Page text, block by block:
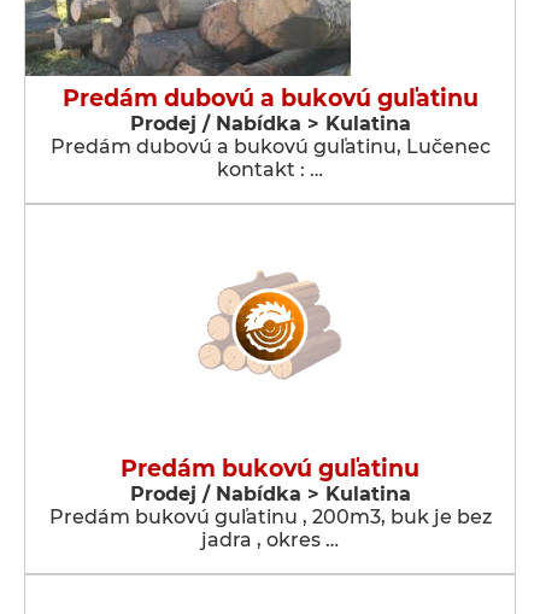
Predám dubovú a bukovú guľatinu
Prodej / Nabídka > Kulatina
Predám dubovú a bukovú guľatinu, Lučenec
kontakt : …
Predám bukovú guľatinu
Prodej / Nabídka > Kulatina
Predám bukovú guľatinu , 200m3, buk je bez
jadra , okres …